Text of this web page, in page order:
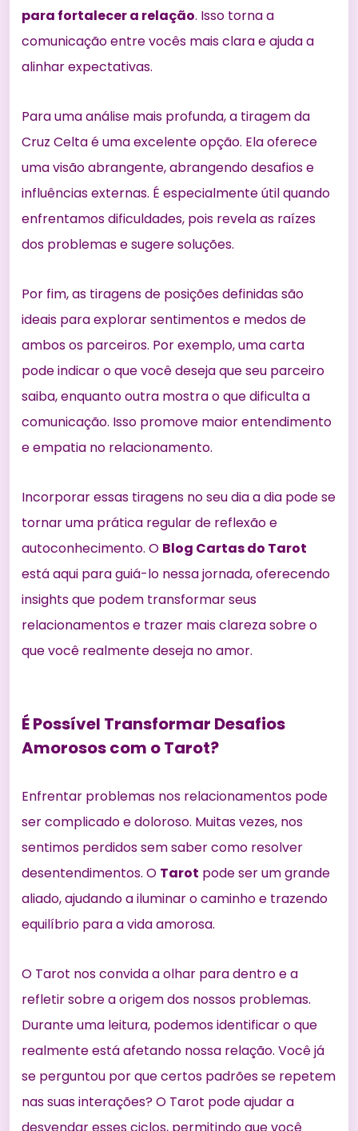
para fortalecer a relação. Isso torna a
comunicação entre vocês mais clara e ajuda a
alinhar expectativas.
Para uma análise mais profunda, a tiragem da
Cruz Celta é uma excelente opção. Ela oferece
uma visão abrangente, abrangendo desafios e
influências externas. É especialmente útil quando
enfrentamos dificuldades, pois revela as raízes
dos problemas e sugere soluções.
Por fim, as tiragens de posições definidas são
ideais para explorar sentimentos e medos de
ambos os parceiros. Por exemplo, uma carta
pode indicar o que você deseja que seu parceiro
saiba, enquanto outra mostra o que dificulta a
comunicação. Isso promove maior entendimento
e empatia no relacionamento.
Incorporar essas tiragens no seu dia a dia pode se
tornar uma prática regular de reflexão e
autoconhecimento. O Blog Cartas do Tarot
está aqui para guiá-lo nessa jornada, oferecendo
insights que podem transformar seus
relacionamentos e trazer mais clareza sobre o
que você realmente deseja no amor.
É Possível Transformar Desafios
Amorosos com o Tarot?
Enfrentar problemas nos relacionamentos pode
ser complicado e doloroso. Muitas vezes, nos
sentimos perdidos sem saber como resolver
desentendimentos. O Tarot pode ser um grande
aliado, ajudando a iluminar o caminho e trazendo
equilíbrio para a vida amorosa.
O Tarot nos convida a olhar para dentro e a
refletir sobre a origem dos nossos problemas.
Durante uma leitura, podemos identificar o que
realmente está afetando nossa relação. Você já
se perguntou por que certos padrões se repetem
nas suas interações? O Tarot pode ajudar a
desvendar esses ciclos, permitindo que você